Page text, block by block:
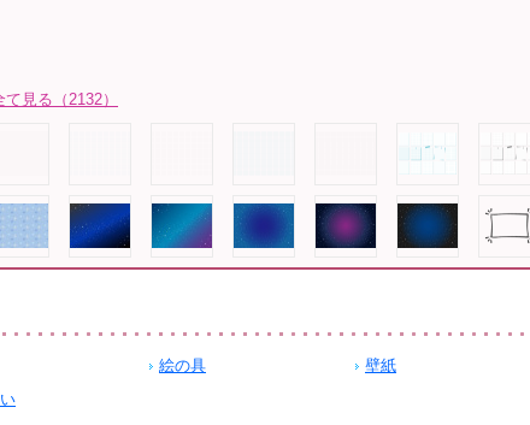
見る（2132）
絵の具
壁紙